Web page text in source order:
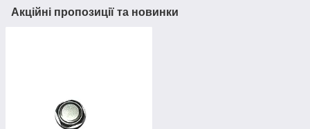
Акційні пропозиції та новинки